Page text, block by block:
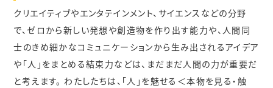
クリエイティブやエンタテインメント、サイエンスなどの分野
で、ゼロから新しい発想や創造物を作り出す能力や、人間同
士のきめ細かなコミュニケーションから生み出されるアイデア
や「人」をまとめる結束力などは、まだまだ人間の力が重要だ
と考えます。 わたしたちは、「人」を魅せる＜本物を見る・触